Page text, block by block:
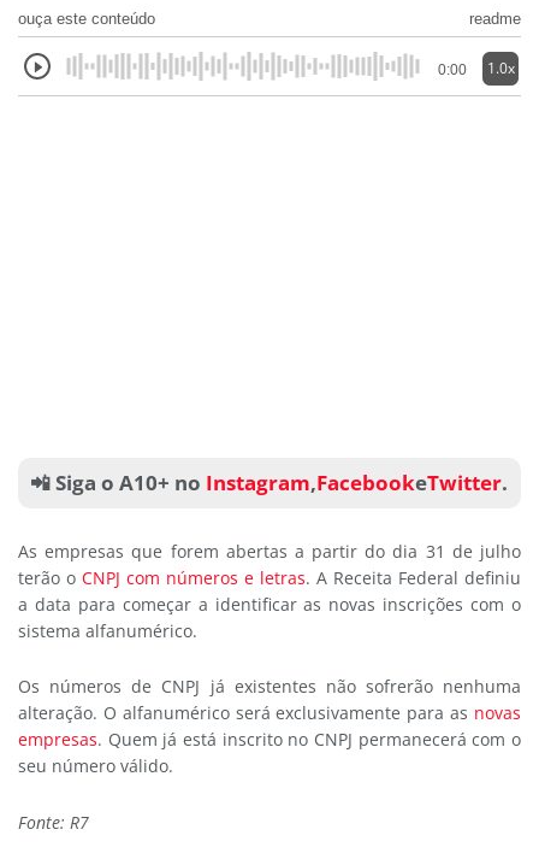
ouça este conteúdo readme
0:00 1.0x
📲 Siga o A10+ no Instagram,FacebookeTwitter.
As empresas que forem abertas a partir do dia 31 de julho
terão o CNPJ com números e letras. A Receita Federal definiu
a data para começar a identificar as novas inscrições com o
sistema alfanumérico.
Os números de CNPJ já existentes não sofrerão nenhuma
alteração. O alfanumérico será exclusivamente para as novas
empresas. Quem já está inscrito no CNPJ permanecerá com o
seu número válido.
Fonte: R7